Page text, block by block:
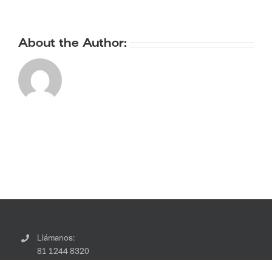
About the Author:
Llámanos:
81 1244 8320